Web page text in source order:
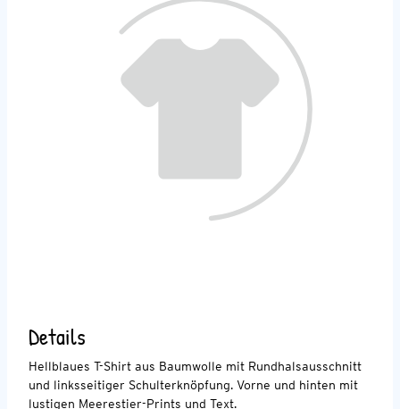
Details
Hellblaues T-Shirt aus Baumwolle mit Rundhalsausschnitt
und linksseitiger Schulterknöpfung. Vorne und hinten mit
lustigen Meerestier-Prints und Text.